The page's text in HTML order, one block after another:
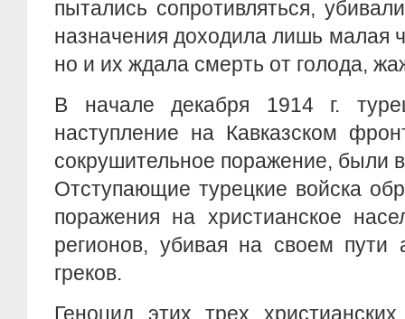
пытались сопротивляться,
назначения доходила лишь малая
но и их ждала смерть от голода,
В начале декабря 1914 г.
наступление на Кавказском
сокрушительное поражение, были
Отступающие турецкие войска
поражения на христианское
регионов, убивая на своем пути
греков.
Геноцид этих трех